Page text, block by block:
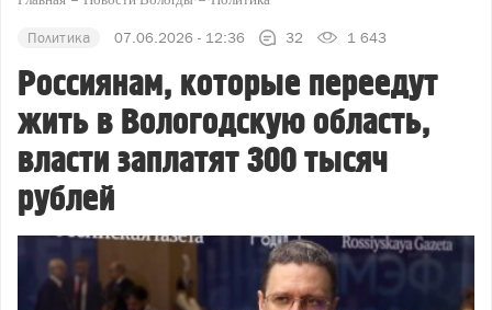
Политика 07.06.2026 - 12:36 32 1 643
Россиянам, которые переедут
жить в Вологодскую область,
власти заплатят 300 тысяч
рублей